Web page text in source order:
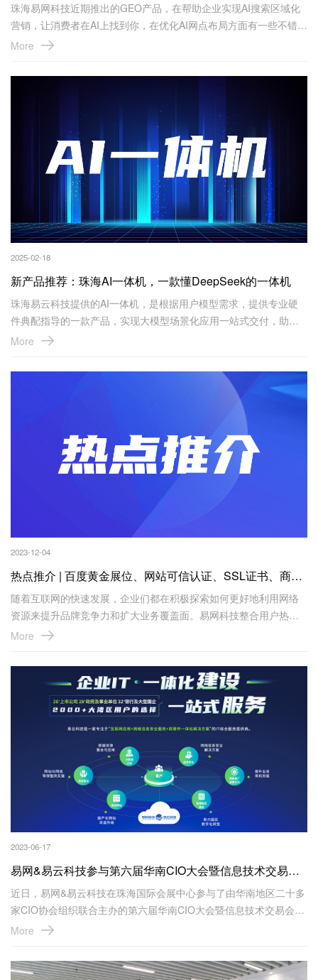
珠海易网科技近期推出的GEO产品，在帮助企业实现AI搜索区域化
营销，让消费者在AI上找到你，在优化AI网点布局方面有一些不错的
实践和案例。
More
2025-02-18
新产品推荐：珠海AI一体机，一款懂DeepSeek的一体机
珠海易云科技提供的AI一体机，是根据用户模型需求，提供专业硬
件典配指导的一款产品，实现大模型场景化应用一站式交付，助力
行业用户重构大模型使用体验。这款AI一体机，集成DeepSeek系列
地提升了工作效率和质量。
More
2023-12-04
热点推介 | 百度黄金展位、网站可信认证、SSL证书、商标注册
随着互联网的快速发展，企业们都在积极探索如何更好地利用网络
资源来提升品牌竞争力和扩大业务覆盖面。易网科技整合用户热点
需求，推出四项热点服务：百度黄金展位、网站可信认证/诚信认
More
2023-06-17
易网&易云科技参与第六届华南CIO大会暨信息技术交易会圆满成功
近日，易网&易云科技在珠海国际会展中心参与了由华南地区二十多
家CIO协会组织联合主办的第六届华南CIO大会暨信息技术交易会。
在此展会上，易云科技展出了企业IT一体化建设、一站式服务的解
得了众多客户的关注和认可。
More